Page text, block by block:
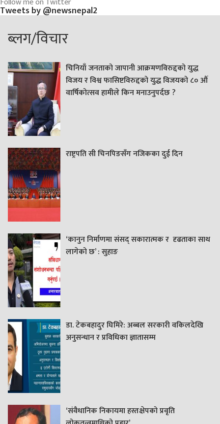
Tweets by @newsnepal2
ब्लग/विचार
चिनियाँ जनताको जापानी आक्रमणविरुद्दको युद्ध
विजय र विश्व फासिष्टविरुद्दको युद्ध विजयको ८० औं
वार्षिकोत्सव हामीले किन मनाउनुपर्दछ ?
राष्ट्रपति सी चिनपिङसँग नजिकका दुई दिन
‘कानुन निर्माणमा संसद् सकारात्मक र दृढताका साथ
लागेको छ’ : सुहाङ
डा. टेकबहादुर घिमिरे: अब्बल सरकारी वकिलदेखि
अनुसन्धान र प्रविधिका ज्ञातासम्म
‘संवैधानिक निकायमा हस्तक्षेपको प्रवृति